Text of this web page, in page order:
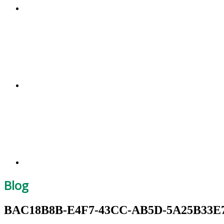
Blog
BAC18B8B-E4F7-43CC-AB5D-